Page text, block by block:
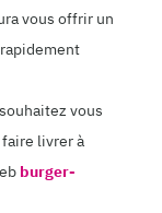
vous offrir un
vous
livrer à
burger-